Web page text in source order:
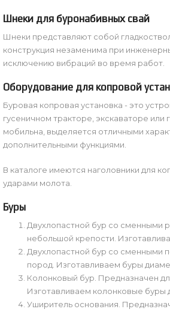
Шнеки для буронабивных свай
Шнеки представляют собой
конструкция незаменима при
исключению вибраций во время работ.
Оборудование для копровой
Буровая копровая установка - это
гусеничном тракторе, экскаваторе
мобильна, выделяется отличными
дополнительными функциями.
В каталоге имеются наголовники для
ударами молота.
Буры
Двухлопастной бур со сменными
небольшой крепости.
Двухлопастной бур со сменными
пород. Изготавливаем буры
Колонковый бур. Предназначен
Изготавливаем колонковые буры
Уширитель основания.